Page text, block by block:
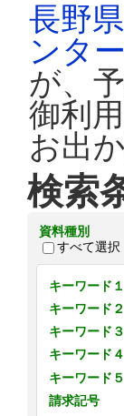
長野
ンタ
が、
御利
お出
検索
資料種別
すべて選択
キーワード１
キーワード２
キーワード３
キーワード４
キーワード５
請求記号